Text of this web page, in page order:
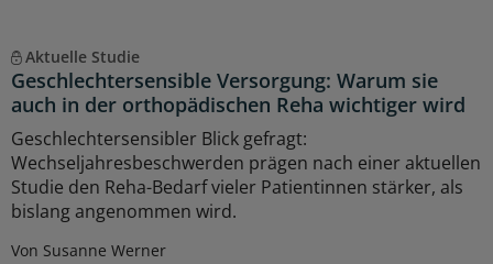
Aktuelle Studie
Geschlechtersensible Versorgung: Warum sie
auch in der orthopädischen Reha wichtiger wird
Geschlechtersensibler Blick gefragt:
Wechseljahresbeschwerden prägen nach einer aktuellen
Studie den Reha-Bedarf vieler Patientinnen stärker, als
bislang angenommen wird.
Von Susanne Werner